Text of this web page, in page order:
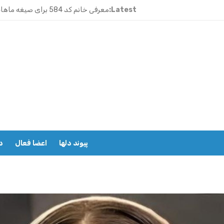
Latest: معرفی خانم کد 584 برای صیغه ماهانه زنجان و ازدواج موقت
معرفی خانم کد 588 برای ازدواج موقت ماهیانه کرج در مهرشهر
معرفی خانم کد 585 برای ازدواج موقت ماهیانه در نوشهر
پیوند دلها اعضا فعال